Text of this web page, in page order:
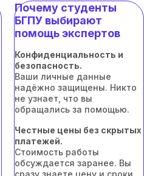
Почему студенты
БГПУ выбирают
помощь экспертов
Конфиденциальность и
безопасность.
Ваши личные данные
надёжно защищены. Никто
не узнает, что вы
обращались за помощью.
Честные цены без скрытых
платежей.
Стоимость работы
обсуждается заранее. Вы
сразу знаете цену и сроки